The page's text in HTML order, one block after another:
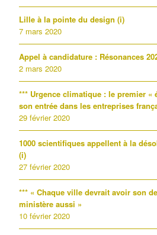
Lille à la pointe du design (i)
7 mars 2020
Appel à candidature : Résonances
2 mars 2020
*** Urgence climatique : le premier «
son entrée dans les entreprises
29 février 2020
1000 scientifiques appellent à la
(i)
27 février 2020
*** « Chaque ville devrait avoir son
ministère aussi »
10 février 2020